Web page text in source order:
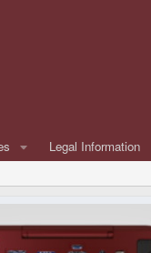
Legal Information